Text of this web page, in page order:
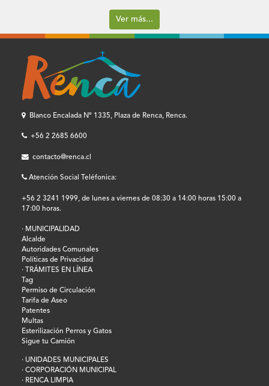
Ver más...
Blanco Encalada Nº 1335, Plaza de Renca, Renca.
+56 2 2685 6600
contacto@renca.cl
Atención Social Teléfonica:
+56 2 3241 1999, de lunes a viernes de 08:30 a 14:00 horas 15:00 a
17:00 horas.
· MUNICIPALIDAD
Alcalde
Autoridades Comunales
Políticas de Privacidad
· TRÁMITES EN LÍNEA
Tag
Permiso de Circulación
Tarifa de Aseo
Patentes
Multas
Esterilización Perros y Gatos
Sigue tu Camión
· UNIDADES MUNICIPALES
· CORPORACIÓN MUNICIPAL
· RENCA LIMPIA